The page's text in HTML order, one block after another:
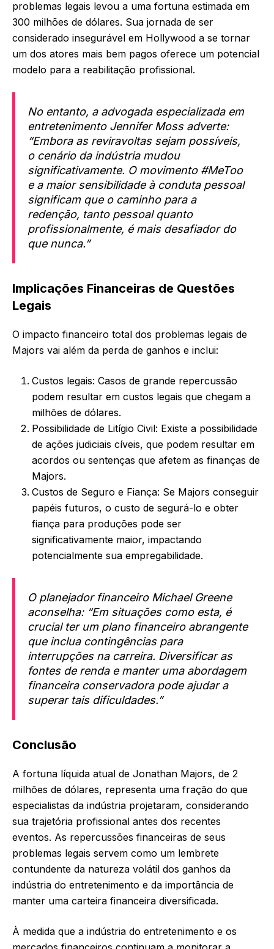
problemas legais levou a uma fortuna estimada em
300 milhões de dólares. Sua jornada de ser
considerado insegurável em Hollywood a se tornar
um dos atores mais bem pagos oferece um potencial
modelo para a reabilitação profissional.
No entanto, a advogada especializada em
entretenimento Jennifer Moss adverte:
“Embora as reviravoltas sejam possíveis,
o cenário da indústria mudou
significativamente. O movimento #MeToo
e a maior sensibilidade à conduta pessoal
significam que o caminho para a
redenção, tanto pessoal quanto
profissionalmente, é mais desafiador do
que nunca.”
Implicações Financeiras de Questões
Legais
O impacto financeiro total dos problemas legais de
Majors vai além da perda de ganhos e inclui:
Custos legais: Casos de grande repercussão
podem resultar em custos legais que chegam a
milhões de dólares.
Possibilidade de Litígio Civil: Existe a possibilidade
de ações judiciais cíveis, que podem resultar em
acordos ou sentenças que afetem as finanças de
Majors.
Custos de Seguro e Fiança: Se Majors conseguir
papéis futuros, o custo de segurá-lo e obter
fiança para produções pode ser
significativamente maior, impactando
potencialmente sua empregabilidade.
O planejador financeiro Michael Greene
aconselha: “Em situações como esta, é
crucial ter um plano financeiro abrangente
que inclua contingências para
interrupções na carreira. Diversificar as
fontes de renda e manter uma abordagem
financeira conservadora pode ajudar a
superar tais dificuldades.”
Conclusão
A fortuna líquida atual de Jonathan Majors, de 2
milhões de dólares, representa uma fração do que
especialistas da indústria projetaram, considerando
sua trajetória profissional antes dos recentes
eventos. As repercussões financeiras de seus
problemas legais servem como um lembrete
contundente da natureza volátil dos ganhos da
indústria do entretenimento e da importância de
manter uma carteira financeira diversificada.
À medida que a indústria do entretenimento e os